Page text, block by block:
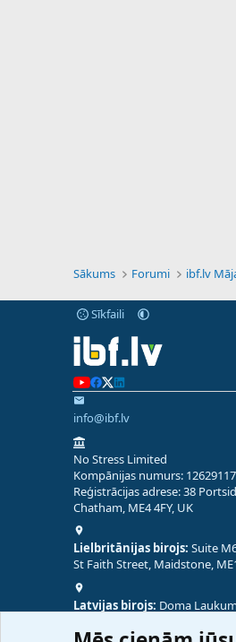
Sākums Forumi ibf.lv
Sīkfaili
info@ibf.lv
No Stress Limited
Kompānijas numurs: 12629117
Reģistrācijas adrese: 38
Chatham, ME4 4FY, UK
Lielbritānijas birojs: Suite
St Faith Street, Maidstone,
Latvijas birojs: Doma